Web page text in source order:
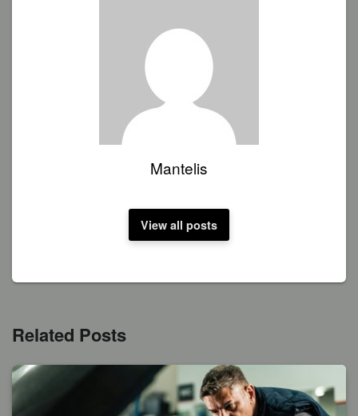
Mantelis
View all posts
Related Posts